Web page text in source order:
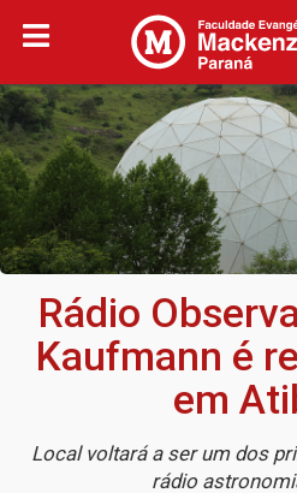
Rádio
Kaufmann é
em
Local voltará a ser um dos
rádio